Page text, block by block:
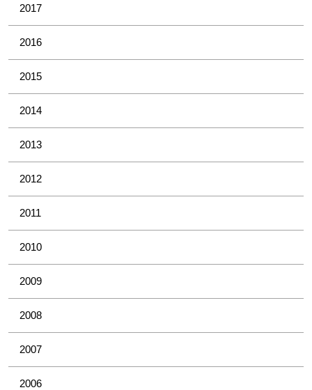
2017
2016
2015
2014
2013
2012
2011
2010
2009
2008
2007
2006